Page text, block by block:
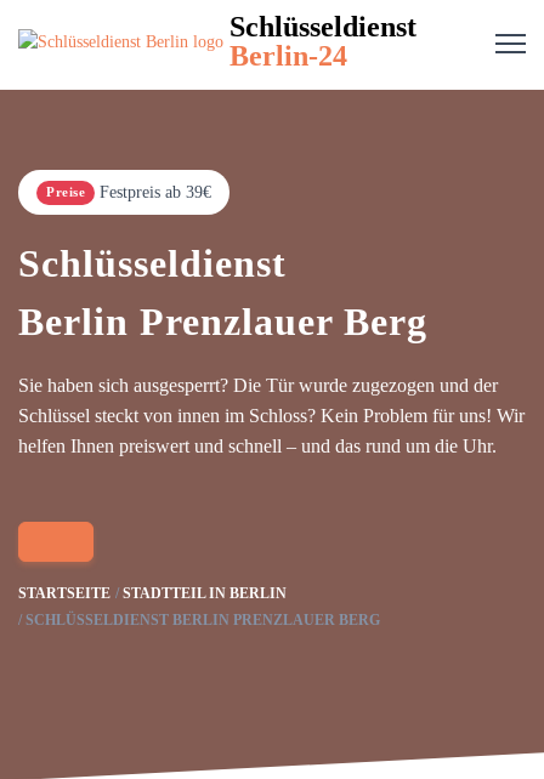
Schlüsseldienst
Berlin-24
Preise Festpreis ab 39€
Schlüsseldienst
Berlin Prenzlauer Berg
Sie haben sich ausgesperrt? Die Tür wurde zugezogen und der
Schlüssel steckt von innen im Schloss? Kein Problem für uns! Wir
helfen Ihnen preiswert und schnell – und das rund um die Uhr.
STARTSEITE
STADTTEIL IN BERLIN
SCHLÜSSELDIENST BERLIN PRENZLAUER BERG